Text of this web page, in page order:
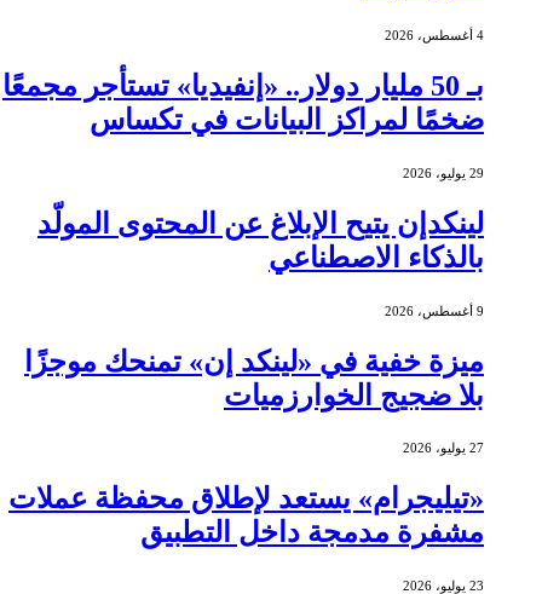
4 أغسطس، 2026
بـ 50 مليار دولار.. «إنفيديا» تستأجر مجمعًا
ضخمًا لمراكز البيانات في تكساس
29 يوليو، 2026
لينكدإن يتيح الإبلاغ عن المحتوى المولّد
بالذكاء الاصطناعي
9 أغسطس، 2026
ميزة خفية في «لينكد إن» تمنحك موجزًا
بلا ضجيج الخوارزميات
27 يوليو، 2026
«تيليجرام» يستعد لإطلاق محفظة عملات
مشفرة مدمجة داخل التطبيق
23 يوليو، 2026